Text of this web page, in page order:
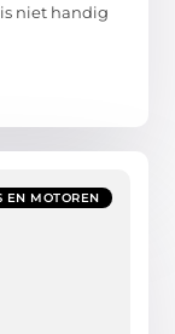
niet handig
EN MOTOREN